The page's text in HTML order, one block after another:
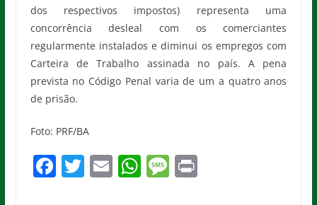
dos respectivos impostos) representa uma
concorrência desleal com os comerciantes
regularmente instalados e diminui os empregos com
Carteira de Trabalho assinada no país. A pena
prevista no Código Penal varia de um a quatro anos
de prisão.
Foto: PRF/BA
F T E W M Pr